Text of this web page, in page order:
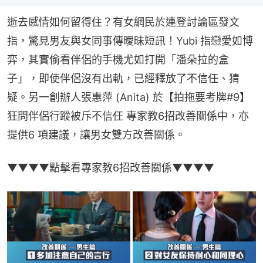
逝去感情如何留得住？有女網民於連登討論區發文
指，驚見男友與女同事傳曖昧短訊！Yubi 指戀愛如博
弈，其實偷看伴侶的手機尤如打開「潘朵拉的盒
子」，即使伴侶沒有出軌，已經釋放了不信任、猜
疑。另一創辦人張惠萍 (Anita) 於【拍拖要考牌#9】
狂問伴侶行蹤被斥不信任 專家教6招改善關係中，亦
提供6 項建議，讓男女雙方改善關係。
▼▼▼▼點擊看專家教6招改善關係▼▼▼▼